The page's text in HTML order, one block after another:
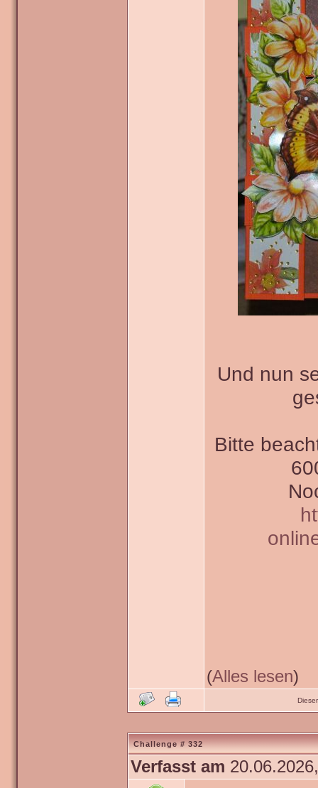
Und nun
Bitte
(Alles lesen)
Challenge # 332
Verfasst am